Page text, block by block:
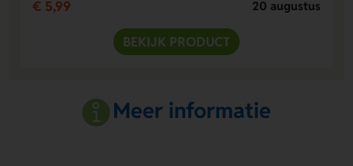
€ 5,99
20 augustus
BEKIJK PRODUCT
Meer informatie